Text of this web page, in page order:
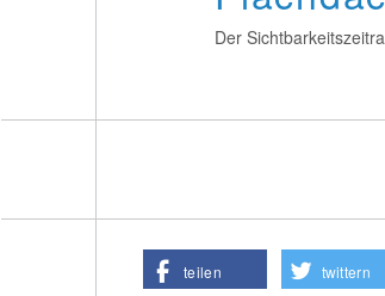
Der
teilen twittern